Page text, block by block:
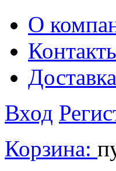
О
Вход
Корзина: